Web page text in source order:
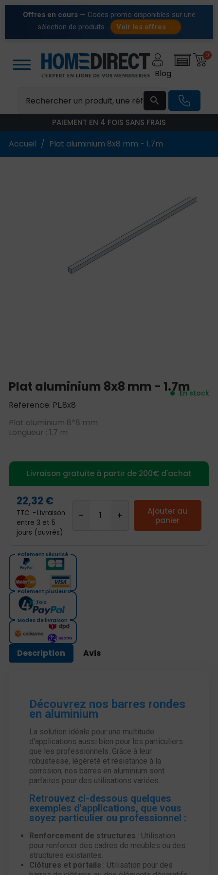
Offres en cours — Codes promo disponibles sur une
sélection de produits
Voir les offres →

0
Blog
PAIEMENT EN 4 FOIS SANS FRAIS
Accueil Plat aluminium 8x8 mm - 1.7m
Plat aluminium 8x8 mm - 1.7m
Reference: PL.8x8
Plat aluminium 8*8 mm
Longueur : 1.7 m
Livraison gratuite à partir de 200€ d'achat
22,32 €
TTC
Livraison
entre 3 et 5
jours (ouvrés)
Ajouter au
panier
En stock
Paiement sécurisé
Paiement plusieurs
fois
Modes de livraison
Description Avis
Découvrez nos barres rondes
en aluminium
La solution idéale pour une multitude
d'applications aussi bien pour les particuliers
que les professionnels. Grâce à leur
robustesse, légèreté et résistance à la
corrosion, nos barres en aluminium sont
parfaites pour des utilisations variées.
Retrouvez ci-dessous quelques
exemples d'applications, que vous
soyez particulier ou professionnel :
Renforcement de structures : Utilisation
pour renforcer des cadres de meubles ou des
structures existantes.
Clôtures et portails : Utilisation pour des